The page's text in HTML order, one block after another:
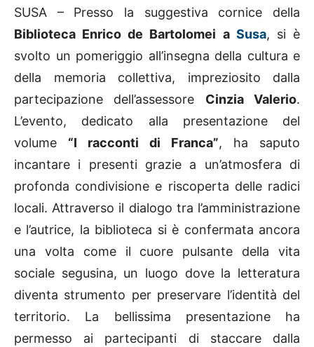
SUSA – Presso la suggestiva cornice della
Biblioteca Enrico de Bartolomei a Susa, si è
svolto un pomeriggio all’insegna della cultura e
della memoria collettiva, impreziosito dalla
partecipazione dell’assessore Cinzia Valerio.
L’evento, dedicato alla presentazione del
volume “I racconti di Franca”, ha saputo
incantare i presenti grazie a un’atmosfera di
profonda condivisione e riscoperta delle radici
locali. Attraverso il dialogo tra l’amministrazione
e l’autrice, la biblioteca si è confermata ancora
una volta come il cuore pulsante della vita
sociale segusina, un luogo dove la letteratura
diventa strumento per preservare l’identità del
territorio. La bellissima presentazione ha
permesso ai partecipanti di staccare dalla